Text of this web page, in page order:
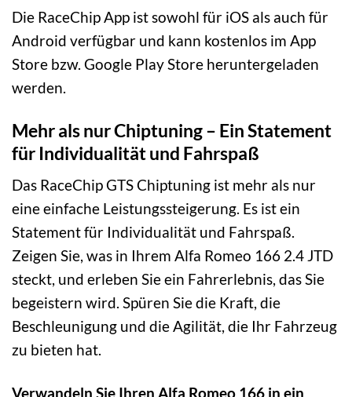
Die RaceChip App ist sowohl für iOS als auch für
Android verfügbar und kann kostenlos im App
Store bzw. Google Play Store heruntergeladen
werden.
Mehr als nur Chiptuning – Ein Statement
für Individualität und Fahrspaß
Das RaceChip GTS Chiptuning ist mehr als nur
eine einfache Leistungssteigerung. Es ist ein
Statement für Individualität und Fahrspaß.
Zeigen Sie, was in Ihrem Alfa Romeo 166 2.4 JTD
steckt, und erleben Sie ein Fahrerlebnis, das Sie
begeistern wird. Spüren Sie die Kraft, die
Beschleunigung und die Agilität, die Ihr Fahrzeug
zu bieten hat.
Verwandeln Sie Ihren Alfa Romeo 166 in ein